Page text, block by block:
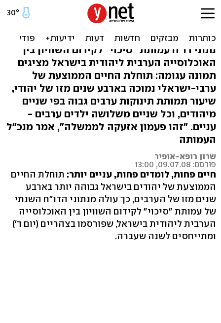
דו"ח: הערבים בישראל חיים
ארבע שנים פחות
נתוני דו"ח עמותת "סיכוי" לקידום השוויון בין
האוכלוסייה הערבית ליהודית בישראל מציגים
תמונה עגומה: תוחלת החיים הממוצעת של
ערבי-ישראלי נמוכה בארבע שנים מזו של יהודי,
שיעור תמותת תינוקות ערבים גבוה בפי שניים
מיהודים, וכל שניים משלושה ילדים ערבים -
עניים. "זהו פעמון אזעקה לממשלה", אמר מנכ"ל
העמותה
שרון רופא-אופיר
פורסם: 09.07.08, 13:00
חיים פחות, לומדים פחות, עניים יותר: תוחלת החיים
הממוצעת של יהודים בישראל גבוהה יותר בארבע
שנים מזו של הערבים, כך עולה מנתוני הדו"ח השנתי
של עמותת "סיכוי" לקידום השוויון בין האוכלוסייה
הערבית ליהודית בישראל, שפורסמו בצהריים (יום ד')
ומתייחסים לשנה שעברה.